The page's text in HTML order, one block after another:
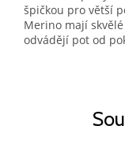
špičkou pro větší
Merino mají
odvádějí pot od